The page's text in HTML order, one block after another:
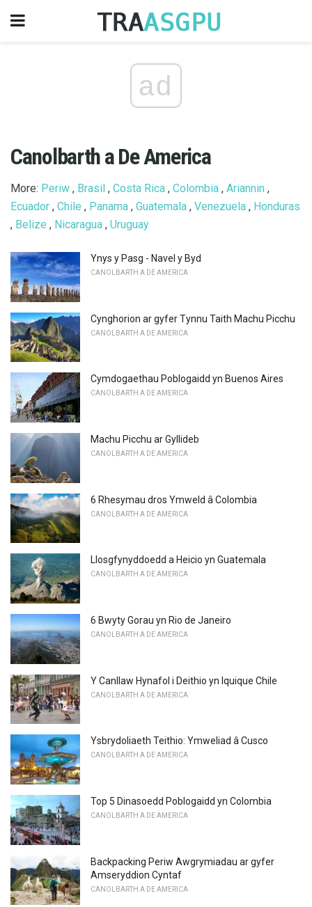
ad
Canolbarth a De America
More: Periw , Brasil , Costa Rica , Colombia , Ariannin ,
Ecuador , Chile , Panama , Guatemala , Venezuela , Honduras
, Belize , Nicaragua , Uruguay
Ynys y Pasg - Navel y Byd
CANOLBARTH A DE AMERICA
Cynghorion ar gyfer Tynnu Taith Machu Picchu
CANOLBARTH A DE AMERICA
Cymdogaethau Poblogaidd yn Buenos Aires
CANOLBARTH A DE AMERICA
Machu Picchu ar Gyllideb
CANOLBARTH A DE AMERICA
6 Rhesymau dros Ymweld â Colombia
CANOLBARTH A DE AMERICA
Llosgfynyddoedd a Heicio yn Guatemala
CANOLBARTH A DE AMERICA
6 Bwyty Gorau yn Rio de Janeiro
CANOLBARTH A DE AMERICA
Y Canllaw Hynafol i Deithio yn Iquique Chile
CANOLBARTH A DE AMERICA
Ysbrydoliaeth Teithio: Ymweliad â Cusco
CANOLBARTH A DE AMERICA
Top 5 Dinasoedd Poblogaidd yn Colombia
CANOLBARTH A DE AMERICA
Backpacking Periw Awgrymiadau ar gyfer
Amseryddion Cyntaf
CANOLBARTH A DE AMERICA